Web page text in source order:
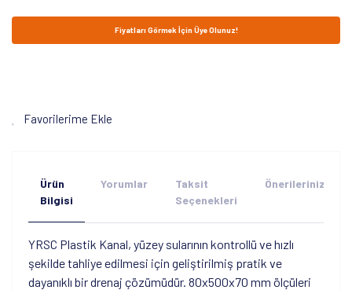
Fiyatları Görmek İçin Üye Olunuz!
Favorilerime Ekle
Ürün
Bilgisi
Yorumlar
Taksit
Seçenekleri
Önerileriniz
YRSC Plastik Kanal, yüzey sularının kontrollü ve hızlı
şekilde tahliye edilmesi için geliştirilmiş pratik ve
dayanıklı bir drenaj çözümüdür. 80x500x70 mm ölçüleri